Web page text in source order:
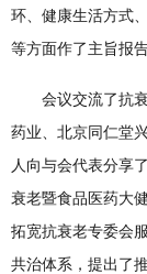
环、健康生活方式
等方面作了主旨报告
会议交流了抗衰
药业、北京同仁堂
人向与会代表分享
衰老暨食品医药大
拓宽抗衰老专委会
共治体系，提出了